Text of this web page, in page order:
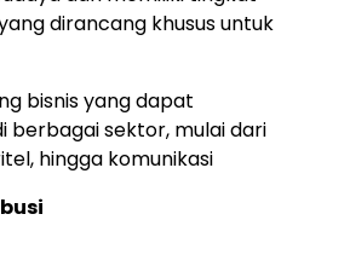
dirancang khusus untuk
bisnis yang dapat
berbagai sektor, mulai dari
hingga komunikasi